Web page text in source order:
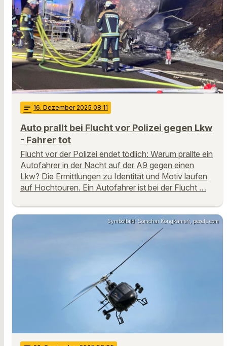
notes 16. Dezember 2025 08:11
Auto prallt bei Flucht vor Polizei gegen Lkw
- Fahrer tot
Flucht vor der Polizei endet tödlich: Warum prallte ein
Autofahrer in der Nacht auf der A9 gegen einen
Lkw? Die Ermittlungen zu Identität und Motiv laufen
auf Hochtouren. Ein Autofahrer ist bei der Flucht …
Symbolbild: Somchai Kongkamsri, pexels.com